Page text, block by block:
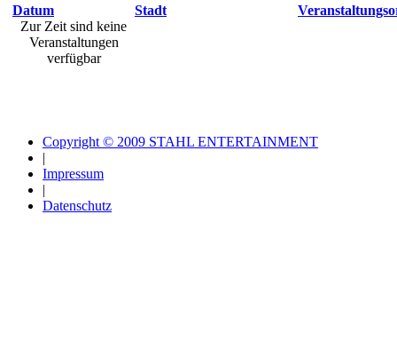
Datum Stadt
Zur Zeit sind keine
Veranstaltungen
verfügbar
Copyright © 2009 STAHL ENTERTAINMENT
|
Impressum
|
Datenschutz